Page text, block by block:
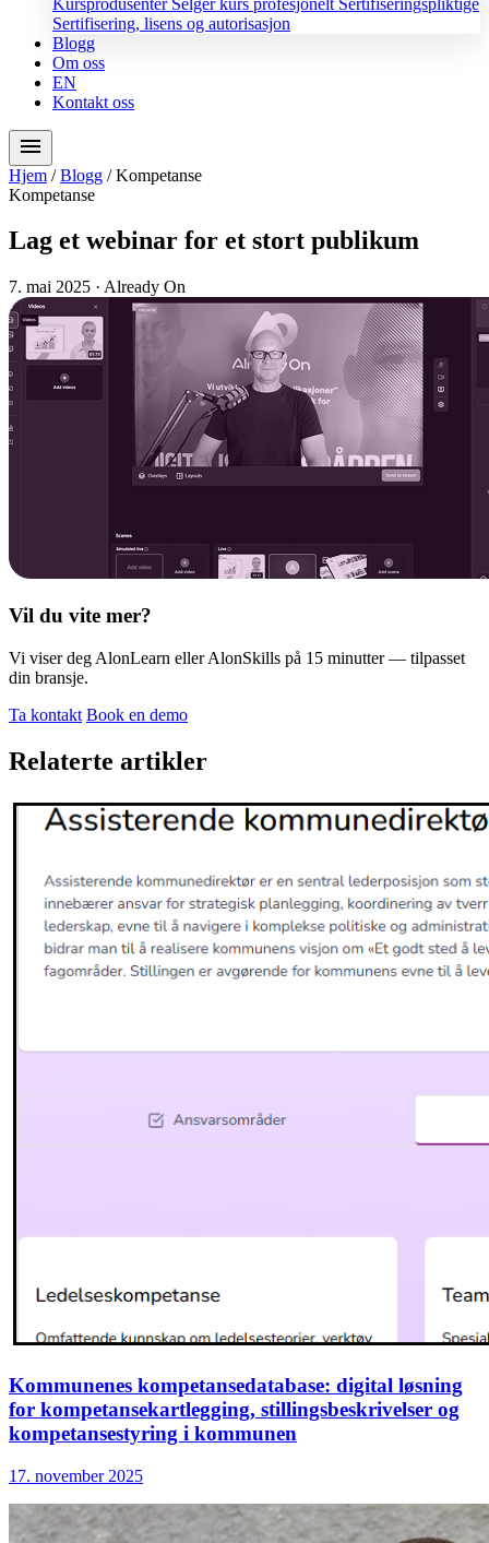
Sertifisering, lisens og autorisasjon
Blogg
Om oss
EN
Kontakt oss
menu
Hjem / Blogg / Kompetanse
Kompetanse
Lag et webinar for et stort publikum
7. mai 2025 · Already On
Vil du vite mer?
Vi viser deg AlonLearn eller AlonSkills på 15 minutter — tilpasset
din bransje.
Ta kontakt Book en demo
Relaterte artikler
Kommunenes kompetansedatabase: digital løsning
for kompetansekartlegging, stillingsbeskrivelser og
kompetansestyring i kommunen
17. november 2025